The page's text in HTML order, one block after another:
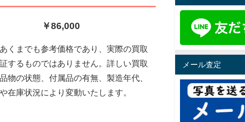
￥86,000
くまでも参考価格であり、実際の買取
するものではありません。詳しい買取
物の状態、付属品の有無、製造年代、
在庫状況により変動いたします。
メール査定